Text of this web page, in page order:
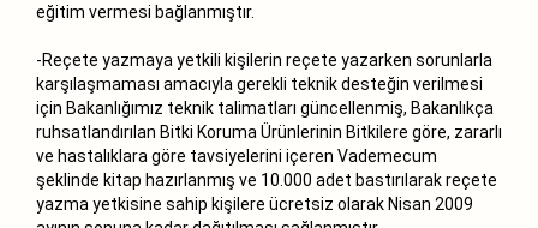
eğitim vermesi bağlanmıştır.
-Reçete yazmaya yetkili kişilerin reçete yazarken sorunlarla
karşılaşmaması amacıyla gerekli teknik desteğin verilmesi
için Bakanlığımız teknik talimatları güncellenmiş, Bakanlıkça
ruhsatlandırılan Bitki Koruma Ürünlerinin Bitkilere göre, zararlı
ve hastalıklara göre tavsiyelerini içeren Vademecum
şeklinde kitap hazırlanmış ve 10.000 adet bastırılarak reçete
yazma yetkisine sahip kişilere ücretsiz olarak Nisan 2009